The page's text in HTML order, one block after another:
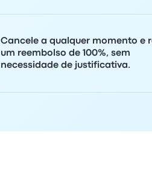
Cancele a qualquer momento e
um reembolso de 100%, sem
necessidade de justificativa.